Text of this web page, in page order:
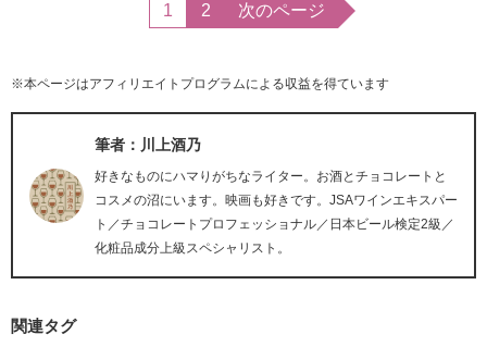
1 2 次のページ
※本ページはアフィリエイトプログラムによる収益を得ています
筆者：川上酒乃
好きなものにハマりがちなライター。お酒とチョコレートと
コスメの沼にいます。映画も好きです。JSAワインエキスパー
ト／チョコレートプロフェッショナル／日本ビール検定2級／
化粧品成分上級スペシャリスト。
関連タグ